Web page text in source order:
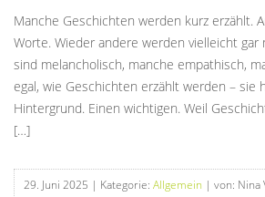
Manche Geschichten werden kurz erzählt.
Worte. Wieder andere werden vielleicht gar
sind melancholisch, manche empathisch,
egal, wie Geschichten erzählt werden – sie
Hintergrund. Einen wichtigen. Weil
[…]
29. Juni 2025 | Kategorie: Allgemein | von: Nina